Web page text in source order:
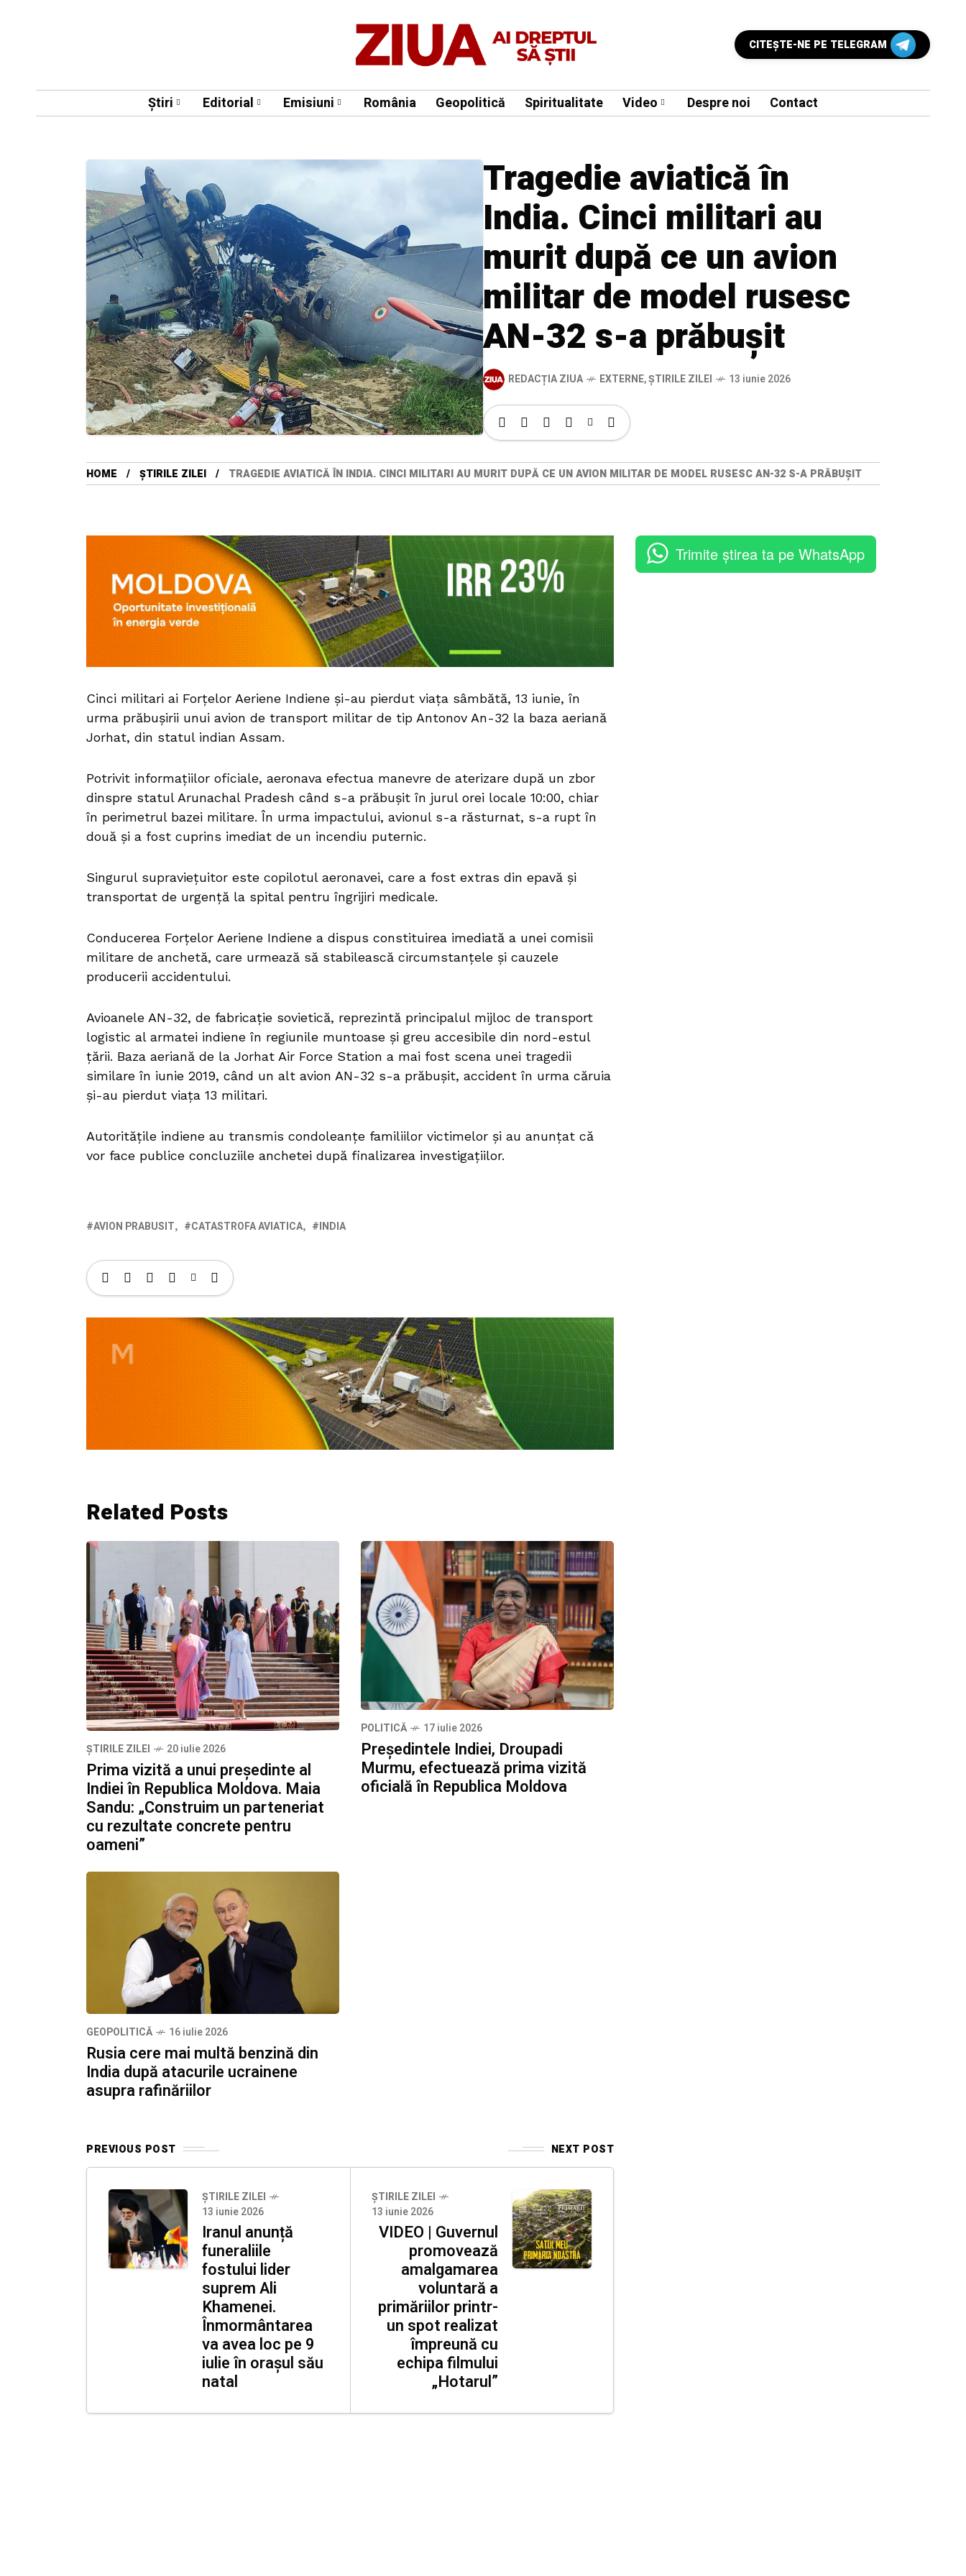
CITEŞTE-NE PE TELEGRAM
Știri Editorial Emisiuni România Geopolitică Spiritualitate Video Despre noi Contact
Tragedie aviatică în
India. Cinci militari au
murit după ce un avion
militar de model rusesc
AN-32 s-a prăbușit
REDACȚIA ZIUA EXTERNE,ȘTIRILE ZILEI 13 iunie 2026
HOME ȘTIRILE ZILEI TRAGEDIE AVIATICĂ ÎN INDIA. CINCI MILITARI AU MURIT DUPĂ CE UN AVION MILITAR DE MODEL RUSESC AN-32 S-A PRĂBUȘIT
Cinci militari ai Forțelor Aeriene Indiene și-au pierdut viața sâmbătă, 13 iunie, în
urma prăbușirii unui avion de transport militar de tip Antonov An-32 la baza aeriană
Jorhat, din statul indian Assam.
Potrivit informațiilor oficiale, aeronava efectua manevre de aterizare după un zbor
dinspre statul Arunachal Pradesh când s-a prăbușit în jurul orei locale 10:00, chiar
în perimetrul bazei militare. În urma impactului, avionul s-a răsturnat, s-a rupt în
două și a fost cuprins imediat de un incendiu puternic.
Singurul supraviețuitor este copilotul aeronavei, care a fost extras din epavă și
transportat de urgență la spital pentru îngrijiri medicale.
Conducerea Forțelor Aeriene Indiene a dispus constituirea imediată a unei comisii
militare de anchetă, care urmează să stabilească circumstanțele și cauzele
producerii accidentului.
Avioanele AN-32, de fabricație sovietică, reprezintă principalul mijloc de transport
logistic al armatei indiene în regiunile muntoase și greu accesibile din nord-estul
țării. Baza aeriană de la Jorhat Air Force Station a mai fost scena unei tragedii
similare în iunie 2019, când un alt avion AN-32 s-a prăbușit, accident în urma căruia
și-au pierdut viața 13 militari.
Autoritățile indiene au transmis condoleanțe familiilor victimelor și au anunțat că
vor face publice concluziile anchetei după finalizarea investigațiilor.
AVION PRABUSIT CATASTROFA AVIATICA INDIA
Related Posts
ȘTIRILE ZILEI 20 iulie 2026
Prima vizită a unui președinte al
Indiei în Republica Moldova. Maia
Sandu: „Construim un parteneriat
cu rezultate concrete pentru
oameni”
POLITICĂ 17 iulie 2026
Președintele Indiei, Droupadi
Murmu, efectuează prima vizită
oficială în Republica Moldova
GEOPOLITICĂ 16 iulie 2026
Rusia cere mai multă benzină din
India după atacurile ucrainene
asupra rafinăriilor
PREVIOUS POST NEXT POST
ȘTIRILE ZILEI
13 iunie 2026
Iranul anunță
funeraliile
fostului lider
suprem Ali
Khamenei.
Înmormântarea
va avea loc pe 9
iulie în orașul său
natal
ȘTIRILE ZILEI
13 iunie 2026
VIDEO | Guvernul
promovează
amalgamarea
voluntară a
primăriilor printr-
un spot realizat
împreună cu
echipa filmului
„Hotarul”
Trimite știrea ta pe WhatsApp